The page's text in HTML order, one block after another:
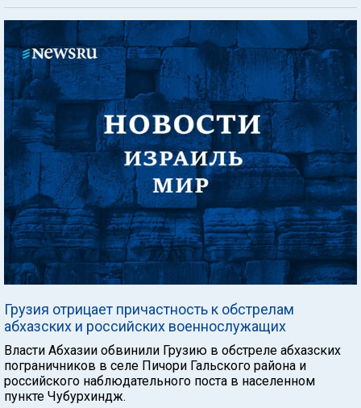
Грузия отрицает причастность к обстрелам
абхазских и российских военнослужащих
Власти Абхазии обвинили Грузию в обстреле абхазских
пограничников в селе Пичори Гальского района и
российского наблюдательного поста в населенном
пункте Чубурхиндж.